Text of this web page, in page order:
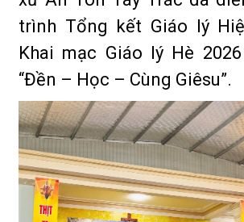
trình Tổng kết Giáo lý
Khai mạc Giáo lý Hè
“Đền – Học – Cùng Giêsu”.